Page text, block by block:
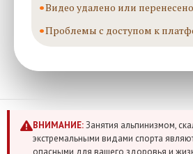
Видео удалено или перенесено
Проблемы с доступом к
ВНИМАНИЕ:Занятия альпинизмом,
экстремальными видами спорта
опасными для вашего здоровья и